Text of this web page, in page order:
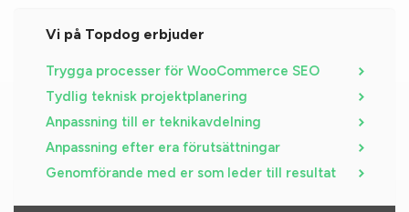
Vi på Topdog erbjuder
Trygga processer för WooCommerce SEO
Tydlig teknisk projektplanering
Anpassning till er teknikavdelning
Anpassning efter era förutsättningar
Genomförande med er som leder till resultat